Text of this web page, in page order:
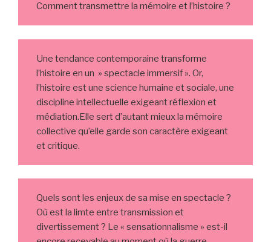
Comment transmettre la mémoire et l’histoire ?
Une tendance contemporaine transforme
l’histoire en un » spectacle immersif ». Or,
l’histoire est une science humaine et sociale, une
discipline intellectuelle exigeant réflexion et
médiation.Elle sert d’autant mieux la mémoire
collective qu’elle garde son caractère exigeant
et critique.
Quels sont les enjeux de sa mise en spectacle ?
Où est la limte entre transmission et
divertissement ? Le « sensationnalisme » est-il